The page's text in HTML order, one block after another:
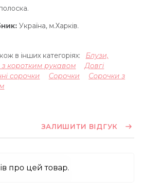
Україна, м.Харків.
в інших категоріях:
Блузи,
з коротким рукавом
Довгі
сорочки Сорочки
Сорочки з
ЗАЛИШИТИ ВІДГУК
про цей товар.